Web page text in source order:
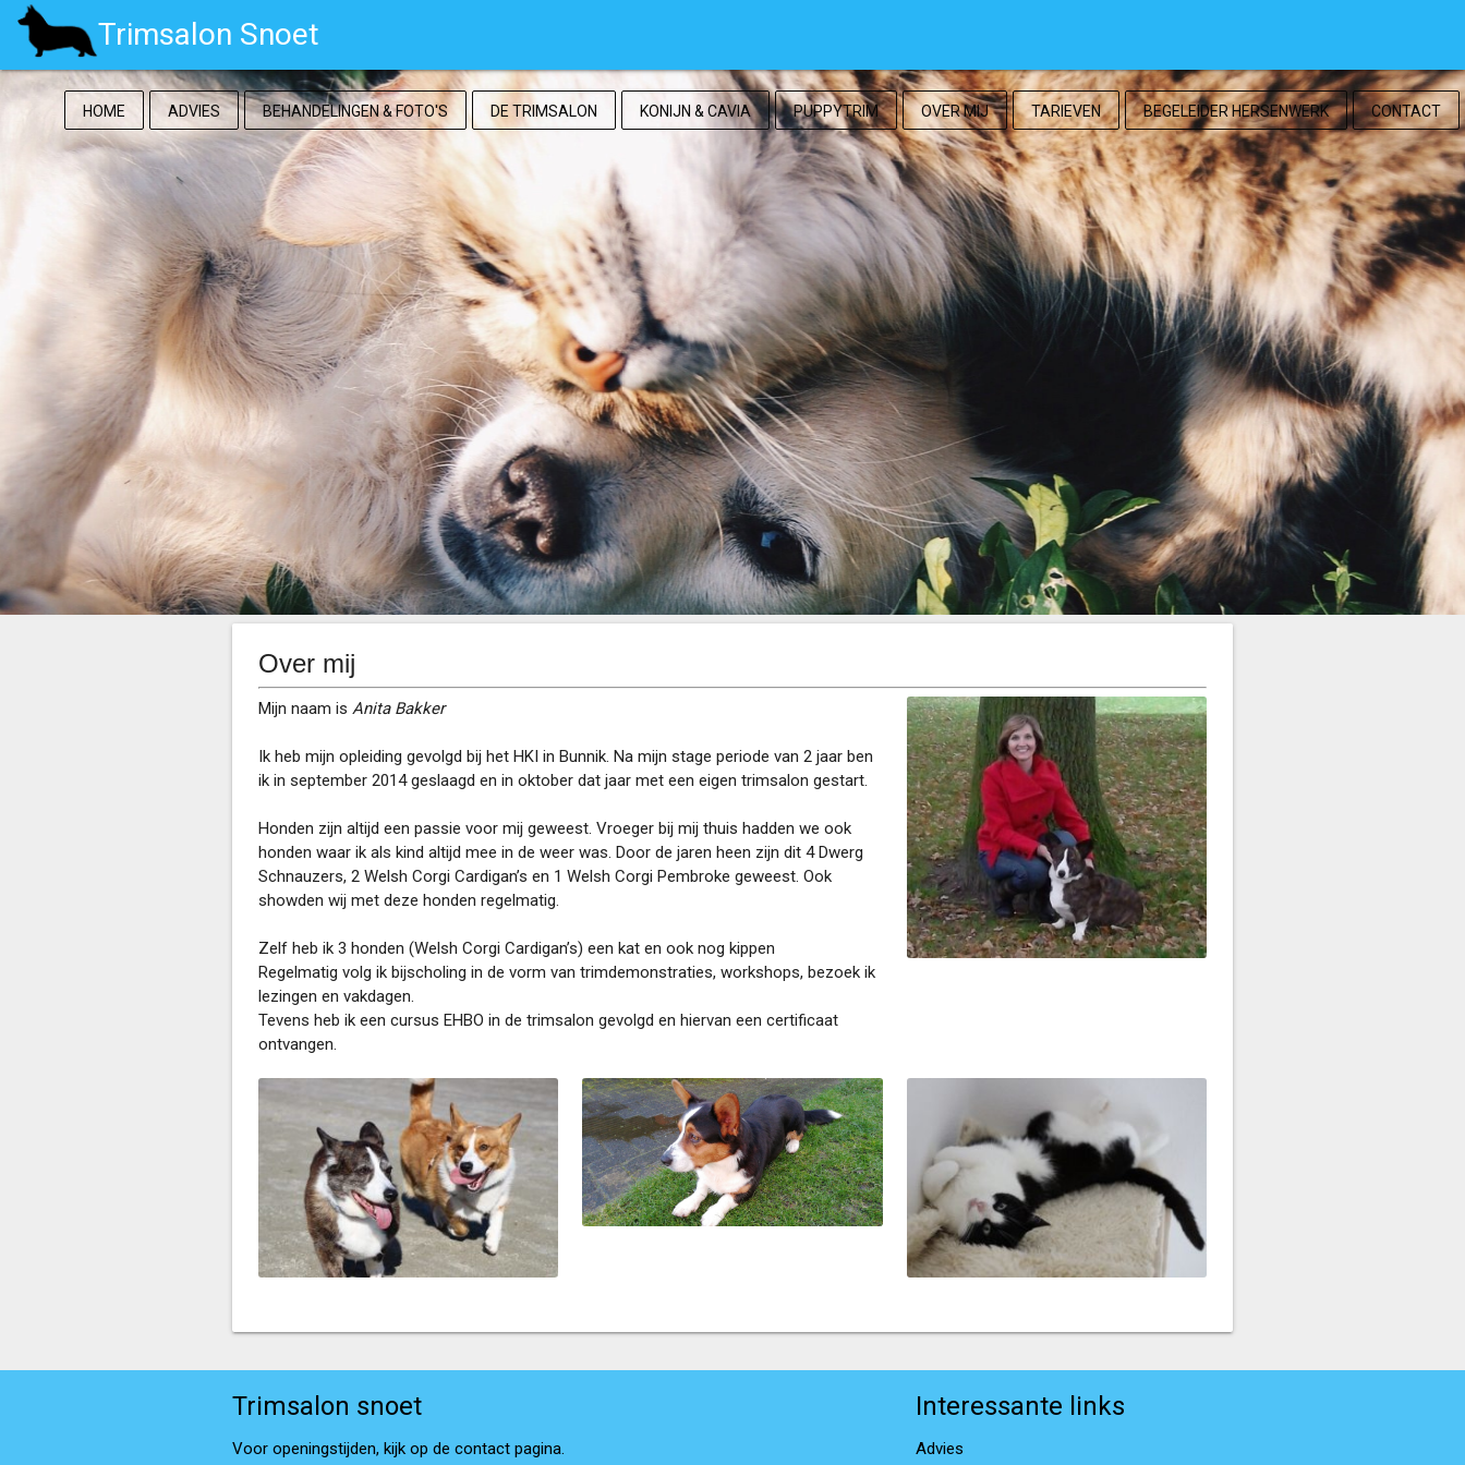
Trimsalon Snoet
HOME ADVIES BEHANDELINGEN & FOTO'S DE TRIMSALON KONIJN & CAVIA PUPPYTRIM OVER MIJ TARIEVEN BEGELEIDER HERSENWERK CONTACT
Over mij
Mijn naam is Anita Bakker
Ik heb mijn opleiding gevolgd bij het HKI in Bunnik. Na mijn stage periode van 2 jaar ben
ik in september 2014 geslaagd en in oktober dat jaar met een eigen trimsalon gestart.
Honden zijn altijd een passie voor mij geweest. Vroeger bij mij thuis hadden we ook
honden waar ik als kind altijd mee in de weer was. Door de jaren heen zijn dit 4 Dwerg
Schnauzers, 2 Welsh Corgi Cardigan’s en 1 Welsh Corgi Pembroke geweest. Ook
showden wij met deze honden regelmatig.
Zelf heb ik 3 honden (Welsh Corgi Cardigan’s) een kat en ook nog kippen
Regelmatig volg ik bijscholing in de vorm van trimdemonstraties, workshops, bezoek ik
lezingen en vakdagen.
Tevens heb ik een cursus EHBO in de trimsalon gevolgd en hiervan een certificaat
ontvangen.
Trimsalon snoet
Voor openingstijden, kijk op de contact pagina.
Interessante links
Advies